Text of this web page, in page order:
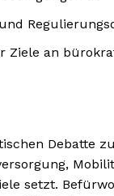
Ziele an
Debatte
setzt.